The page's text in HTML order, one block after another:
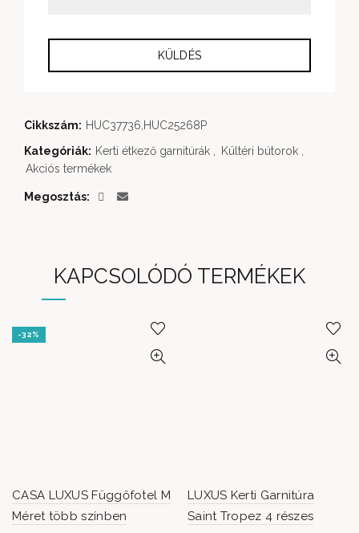
Cikkszám: HUC37736,HUC25268P
Kategóriák: Kerti étkező garnitúrák Kültéri bútorok
Akciós termékek
Megosztás
KAPCSOLÓDÓ TERMÉKEK
-32%
CASA LUXUS Függőfotel M
Méret több színben
LUXUS Kerti Garnitúra
Saint Tropez 4 részes